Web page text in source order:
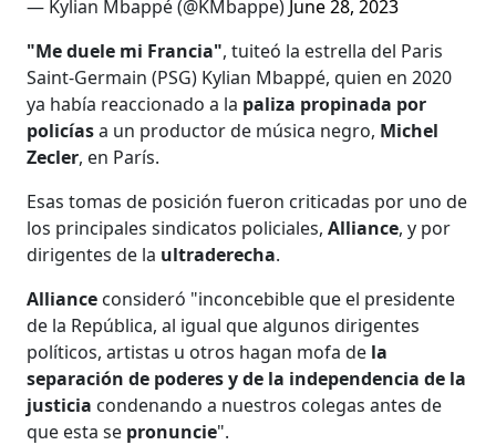
— Kylian Mbappé (@KMbappe) June 28, 2023
"Me duele mi Francia", tuiteó la estrella del Paris
Saint-Germain (PSG) Kylian Mbappé, quien en 2020
ya había reaccionado a la paliza propinada por
policíasa un productor de música negro, Michel
Zecler, en París.
Esas tomas de posición fueron criticadas por uno de
los principales sindicatos policiales,Alliance, y por
dirigentes de la ultraderecha.
Alliance consideró "inconcebible que el presidente
de la República, al igual que algunos dirigentes
políticos, artistas u otros hagan mofa de la
separación de poderes y de la independencia de la
justicia condenando a nuestros colegas antes de
que esta se pronuncie".